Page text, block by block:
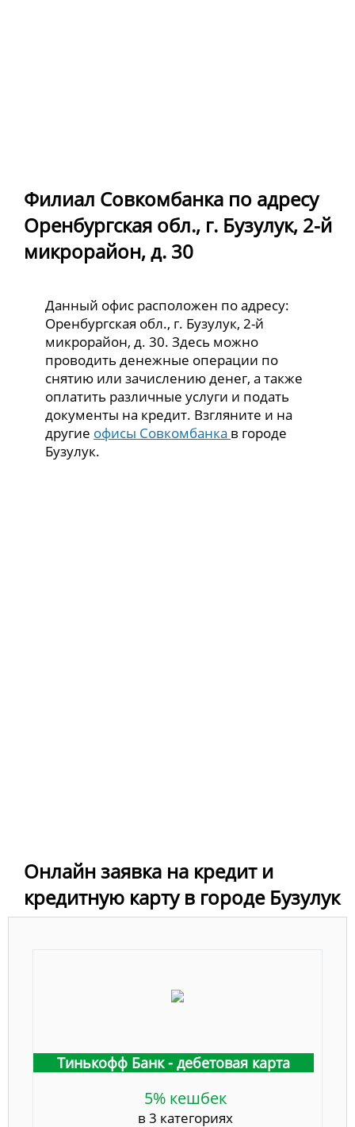
Филиал Совкомбанка по адресу
Оренбургская обл., г. Бузулук, 2-й
микрорайон, д. 30
Данный офис расположен по адресу:
Оренбургская обл., г. Бузулук, 2-й
микрорайон, д. 30. Здесь можно
проводить денежные операции по
снятию или зачислению денег, а также
оплатить различные услуги и подать
документы на кредит. Взгляните и на
другие офисы Совкомбанка в городе
Бузулук.
Онлайн заявка на кредит и
кредитную карту в городе Бузулук
Тинькофф Банк - дебетовая карта
5% кешбек
в 3 категориях